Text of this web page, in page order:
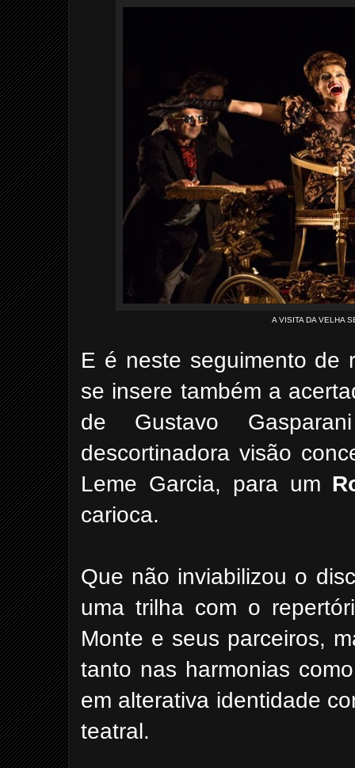
A VISITA DA VELHA
E é neste seguimento de
se insere também a
de Gustavo
descortinadora visão
Leme Garcia, para um
carioca.
Que não inviabilizou o
uma trilha com o
Monte e seus parceiros,
tanto nas harmonias
em alterativa identidade
teatral.